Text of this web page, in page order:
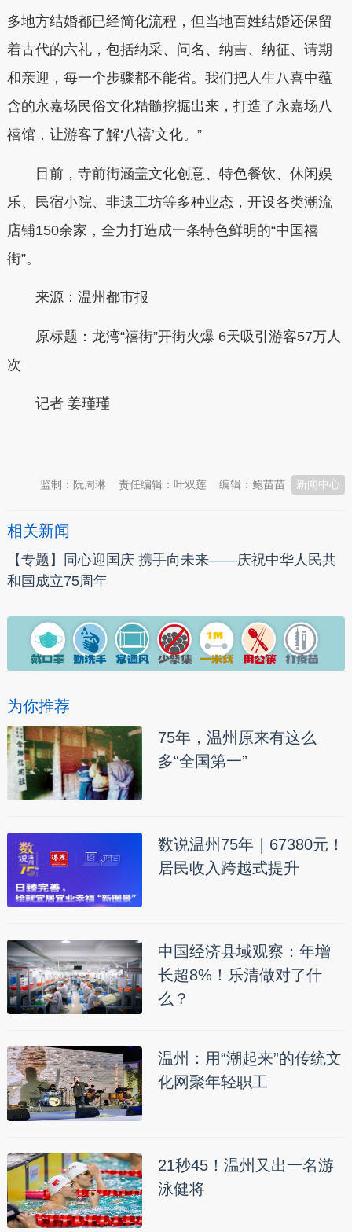
多地方结婚都已经简化流程，但当地百姓结婚还保留
着古代的六礼，包括‌纳采、‌问名、‌纳吉、‌纳征、‌请期
和‌亲迎，每一个步骤都不能省。我们把人生八喜中蕴
含的永嘉场民俗文化精髓挖掘出来，打造了永嘉场八
禧馆，让游客了解‘八禧’文化。”
目前，寺前街涵盖文化创意、特色餐饮、休闲娱
乐、民宿小院、非遗工坊等多种业态，开设各类潮流
店铺150余家，全力打造成一条特色鲜明的“中国禧
街”。
来源：温州都市报
原标题：龙湾“禧街”开街火爆 6天吸引游客57万人
次
记者 姜瑾瑾
新闻中心
编辑：鲍苗苗
责任编辑：叶双莲
监制：阮周琳
相关新闻
【专题】同心迎国庆 携手向未来——庆祝中华人民共
和国成立75周年
为你推荐
75年，温州原来有这么
多“全国第一”
数说温州75年｜67380元！
居民收入跨越式提升
中国经济县域观察：年增
长超8%！乐清做对了什
么？
温州：用“潮起来”的传统文
化网聚年轻职工
21秒45！温州又出一名游
泳健将